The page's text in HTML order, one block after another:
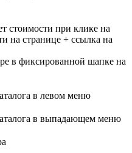
стоимости при клике на
на странице + ссылка на
в фиксированной шапке на
в левом меню
в выпадающем меню